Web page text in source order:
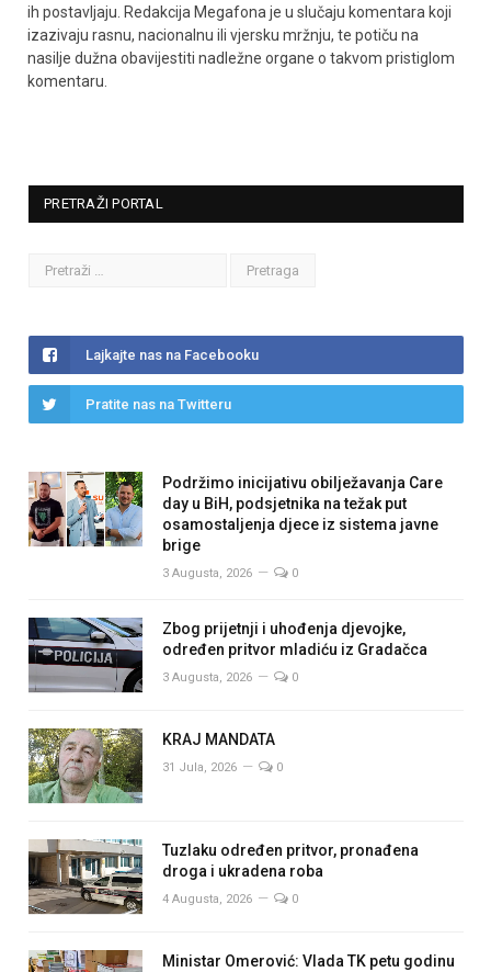
ih postavljaju. Redakcija Megafona je u slučaju komentara koji
izazivaju rasnu, nacionalnu ili vjersku mržnju, te potiču na
nasilje dužna obavijestiti nadležne organe o takvom pristiglom
komentaru.
PRETRAŽI PORTAL
Lajkajte nas na Facebooku
Pratite nas na Twitteru
Podržimo inicijativu obilježavanja Care
day u BiH, podsjetnika na težak put
osamostaljenja djece iz sistema javne
brige
3 Augusta, 2026 0
Zbog prijetnji i uhođenja djevojke,
određen pritvor mladiću iz Gradačca
3 Augusta, 2026 0
KRAJ MANDATA
31 Jula, 2026 0
Tuzlaku određen pritvor, pronađena
droga i ukradena roba
4 Augusta, 2026 0
Ministar Omerović: Vlada TK petu godinu